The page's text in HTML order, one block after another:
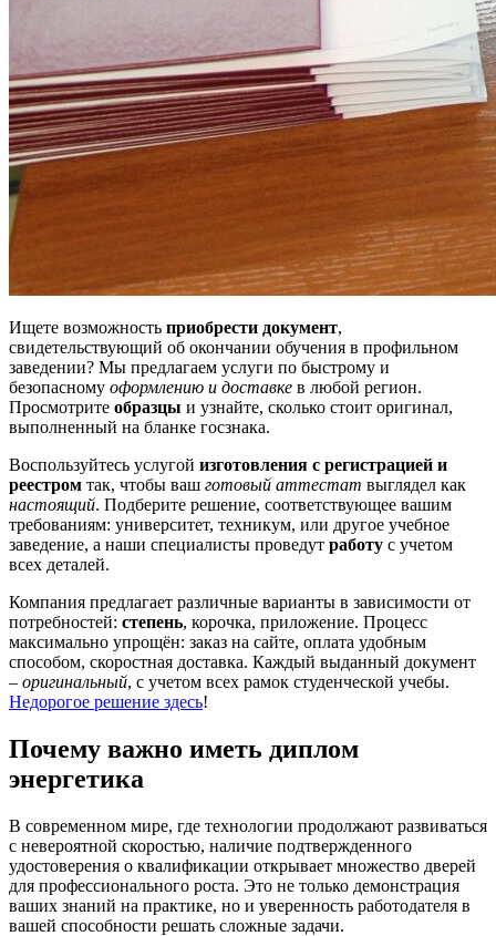
Ищете возможность приобрести документ,
свидетельствующий об окончании обучения в профильном
заведении? Мы предлагаем услуги по быстрому и
безопасному оформлению и доставке в любой регион.
Просмотрите образцы и узнайте, сколько стоит оригинал,
выполненный на бланке госзнака.
Воспользуйтесь услугой изготовления с регистрацией и
реестром так, чтобы ваш готовый аттестат выглядел как
настоящий. Подберите решение, соответствующее вашим
требованиям: университет, техникум, или другое учебное
заведение, а наши специалисты проведут работу с учетом
всех деталей.
Компания предлагает различные варианты в зависимости от
потребностей: степень, корочка, приложение. Процесс
максимально упрощён: заказ на сайте, оплата удобным
способом, скоростная доставка. Каждый выданный документ
– оригинальный, с учетом всех рамок студенческой учебы.
Недорогое решение здесь!
Почему важно иметь диплом
энергетика
В современном мире, где технологии продолжают развиваться
с невероятной скоростью, наличие подтвержденного
удостоверения о квалификации открывает множество дверей
для профессионального роста. Это не только демонстрация
ваших знаний на практике, но и уверенность работодателя в
вашей способности решать сложные задачи.